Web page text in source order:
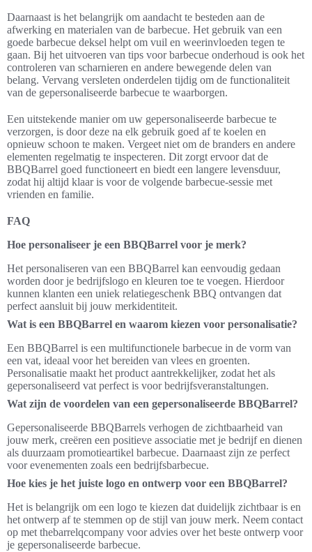
Daarnaast is het belangrijk om aandacht te besteden aan de
afwerking en materialen van de barbecue. Het gebruik van een
goede barbecue deksel helpt om vuil en weerinvloeden tegen te
gaan. Bij het uitvoeren van tips voor barbecue onderhoud is ook het
controleren van scharnieren en andere bewegende delen van
belang. Vervang versleten onderdelen tijdig om de functionaliteit
van de gepersonaliseerde barbecue te waarborgen.
Een uitstekende manier om uw gepersonaliseerde barbecue te
verzorgen, is door deze na elk gebruik goed af te koelen en
opnieuw schoon te maken. Vergeet niet om de branders en andere
elementen regelmatig te inspecteren. Dit zorgt ervoor dat de
BBQBarrel goed functioneert en biedt een langere levensduur,
zodat hij altijd klaar is voor de volgende barbecue-sessie met
vrienden en familie.
FAQ
Hoe personaliseer je een BBQBarrel voor je merk?
Het personaliseren van een BBQBarrel kan eenvoudig gedaan
worden door je bedrijfslogo en kleuren toe te voegen. Hierdoor
kunnen klanten een uniek relatiegeschenk BBQ ontvangen dat
perfect aansluit bij jouw merkidentiteit.
Wat is een BBQBarrel en waarom kiezen voor personalisatie?
Een BBQBarrel is een multifunctionele barbecue in de vorm van
een vat, ideaal voor het bereiden van vlees en groenten.
Personalisatie maakt het product aantrekkelijker, zodat het als
gepersonaliseerd vat perfect is voor bedrijfsveranstaltungen.
Wat zijn de voordelen van een gepersonaliseerde BBQBarrel?
Gepersonaliseerde BBQBarrels verhogen de zichtbaarheid van
jouw merk, creëren een positieve associatie met je bedrijf en dienen
als duurzaam promotieartikel barbecue. Daarnaast zijn ze perfect
voor evenementen zoals een bedrijfsbarbecue.
Hoe kies je het juiste logo en ontwerp voor een BBQBarrel?
Het is belangrijk om een logo te kiezen dat duidelijk zichtbaar is en
het ontwerp af te stemmen op de stijl van jouw merk. Neem contact
op met thebarrelqcompany voor advies over het beste ontwerp voor
je gepersonaliseerde barbecue.